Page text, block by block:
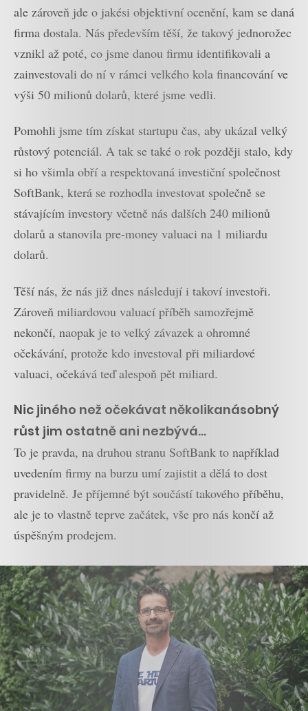
ale zároveň jde o jakési objektivní ocenění, kam se daná
firma dostala. Nás především těší, že takový jednorožec
vznikl až poté, co jsme danou firmu identifikovali a
zainvestovali do ní v rámci velkého kola financování ve
výši 50 milionů dolarů, které jsme vedli.
Pomohli jsme tím získat startupu čas, aby ukázal velký
růstový potenciál. A tak se také o rok později stalo, kdy
si ho všimla obří a respektovaná investiční společnost
SoftBank, která se rozhodla investovat společně se
stávajícím investory včetně nás dalších 240 milionů
dolarů a stanovila pre-money valuaci na 1 miliardu
dolarů.
Těší nás, že nás již dnes následují i takoví investoři.
Zároveň miliardovou valuací příběh samozřejmě
nekončí, naopak je to velký závazek a ohromné
očekávání, protože kdo investoval při miliardové
valuaci, očekává teď alespoň pět miliard.
Nic jiného než očekávat několikanásobný
růst jim ostatně ani nezbývá…
To je pravda, na druhou stranu SoftBank to například
uvedením firmy na burzu umí zajistit a dělá to dost
pravidelně. Je příjemné být součástí takového příběhu,
ale je to vlastně teprve začátek, vše pro nás končí až
úspěšným prodejem.